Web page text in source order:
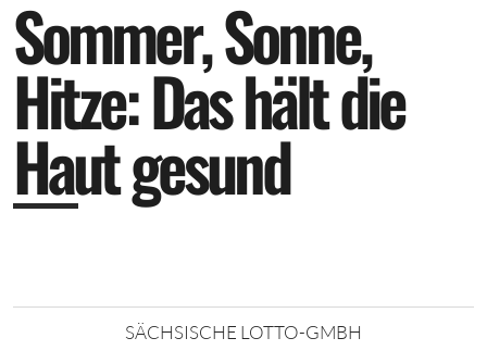
Sommer,Sonne,
Hitze:Dashältdie
Hautgesund
SÄCHSISCHE LOTTO-GMBH